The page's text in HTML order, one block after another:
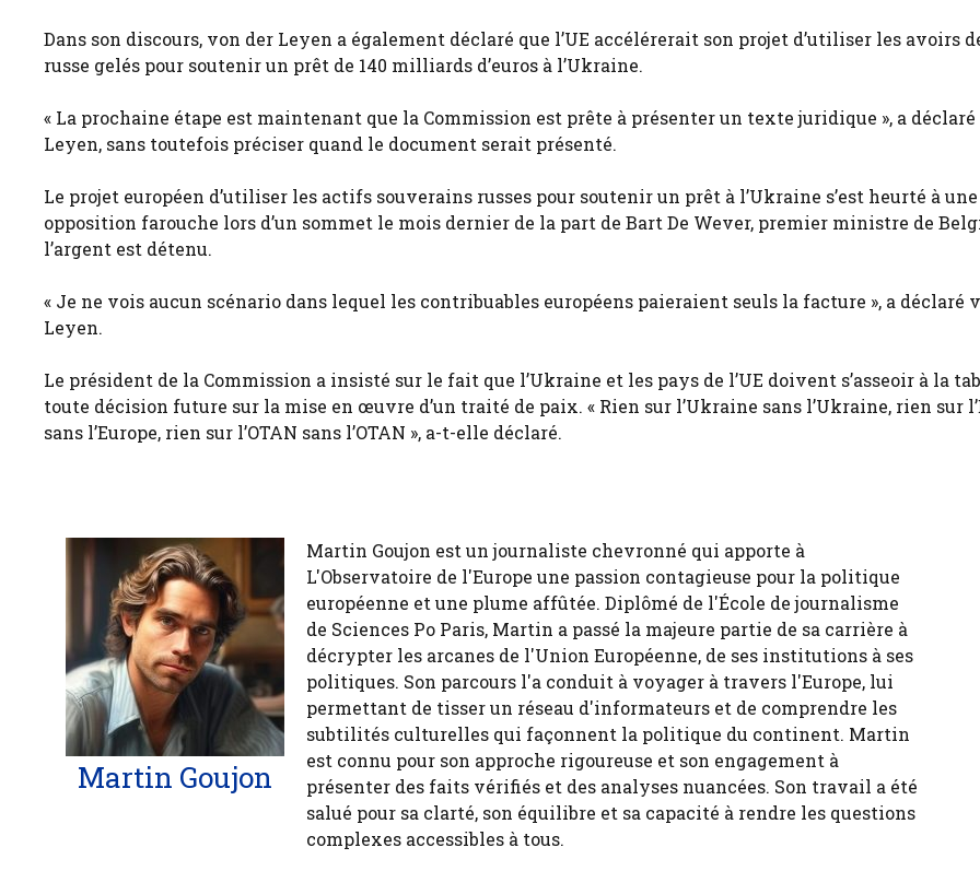
Dans son discours, von der Leyen a également déclaré que l’UE accélérerait son projet d’utiliser les avoirs
russe gelés pour soutenir un prêt de 140 milliards d’euros à l’Ukraine.
« La prochaine étape est maintenant que la Commission est prête à présenter un texte juridique », a
Leyen, sans toutefois préciser quand le document serait présenté.
Le projet européen d’utiliser les actifs souverains russes pour soutenir un prêt à l’Ukraine s’est heurté à une
opposition farouche lors d’un sommet le mois dernier de la part de Bart De Wever, premier ministre de
l’argent est détenu.
« Je ne vois aucun scénario dans lequel les contribuables européens paieraient seuls la facture », a déclaré
Leyen.
Le président de la Commission a insisté sur le fait que l’Ukraine et les pays de l’UE doivent s’asseoir à la
toute décision future sur la mise en œuvre d’un traité de paix. « Rien sur l’Ukraine sans l’Ukraine, rien sur
sans l’Europe, rien sur l’OTAN sans l’OTAN », a-t-elle déclaré.
Martin Goujon
Martin Goujon est un journaliste chevronné qui apporte à
L'Observatoire de l'Europe une passion contagieuse pour la politique
européenne et une plume affûtée. Diplômé de l'École de journalisme
de Sciences Po Paris, Martin a passé la majeure partie de sa carrière à
décrypter les arcanes de l'Union Européenne, de ses institutions à ses
politiques. Son parcours l'a conduit à voyager à travers l'Europe, lui
permettant de tisser un réseau d'informateurs et de comprendre les
subtilités culturelles qui façonnent la politique du continent. Martin
est connu pour son approche rigoureuse et son engagement à
présenter des faits vérifiés et des analyses nuancées. Son travail a été
salué pour sa clarté, son équilibre et sa capacité à rendre les questions
complexes accessibles à tous.